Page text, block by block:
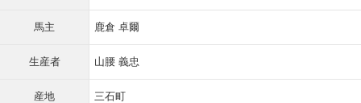
馬主 鹿倉 卓爾
生産者 山腰 義忠
産地 三石町